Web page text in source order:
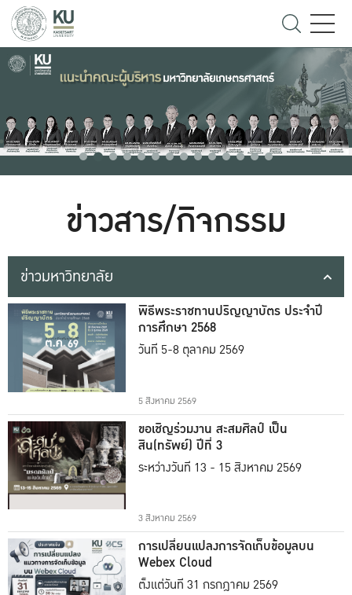
ข่าวสาร/กิจกรรม
ข่าวมหาวิทยาลัย
พิธีพระราชทานปริญญาบัตร ประจำปี
การศึกษา 2568
วันที่ 5-8 ตุลาคม 2569
5 สิงหาคม 2569
ขอเชิญร่วมงาน สะสมศิลป์ เป็น
สิน(ทรัพย์) ปีที่ 3
ระหว่างวันที่ 13 - 15 สิงหาคม 2569
3 สิงหาคม 2569
การเปลี่ยนแปลงการจัดเก็บข้อมูลบน
Webex Cloud
ตั้งแต่วันที่ 31 กรกฎาคม 2569